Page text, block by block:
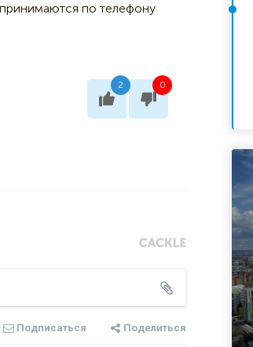
по телефону
2 0
Подписаться Поделиться